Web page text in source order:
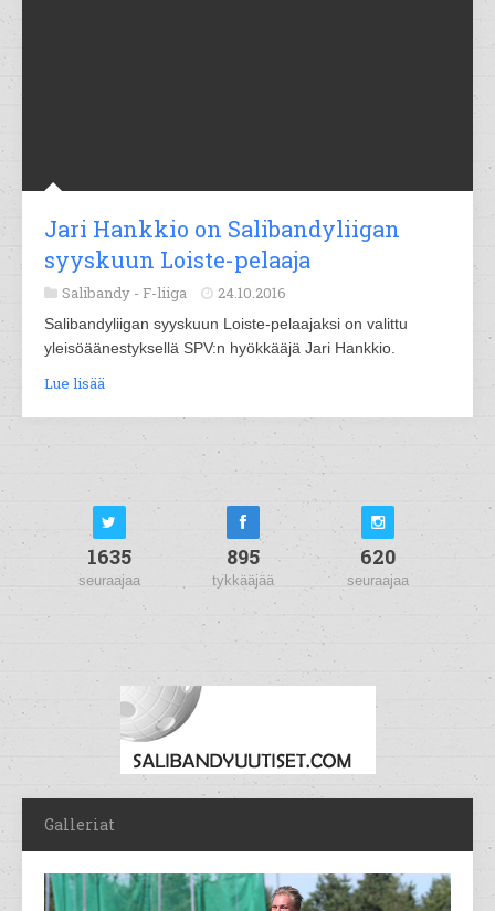
Jari Hankkio on Salibandyliigan
syyskuun Loiste-pelaaja
Salibandy - F-liiga 24.10.2016
Salibandyliigan syyskuun Loiste-pelaajaksi on valittu
yleisöäänestyksellä SPV:n hyökkääjä Jari Hankkio.
Lue lisää
1635
seuraajaa
895
tykkääjää
620
seuraajaa
Galleriat